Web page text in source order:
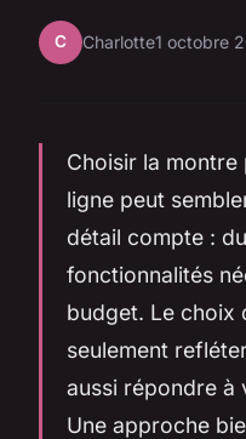
C Charlotte1 octobre
Choisir la
ligne peut
détail compte :
fonctionnalités
budget. Le choix
seulement
aussi répondre à
Une approche